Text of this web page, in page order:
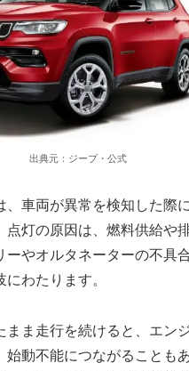
出典元：ジープ・公式
、車両が異常を検知した際
点灯の原因は、燃料供給や
ーやオルタネーターの不具
わたります。
まま走行を続けると、エン
始動不能につながることも